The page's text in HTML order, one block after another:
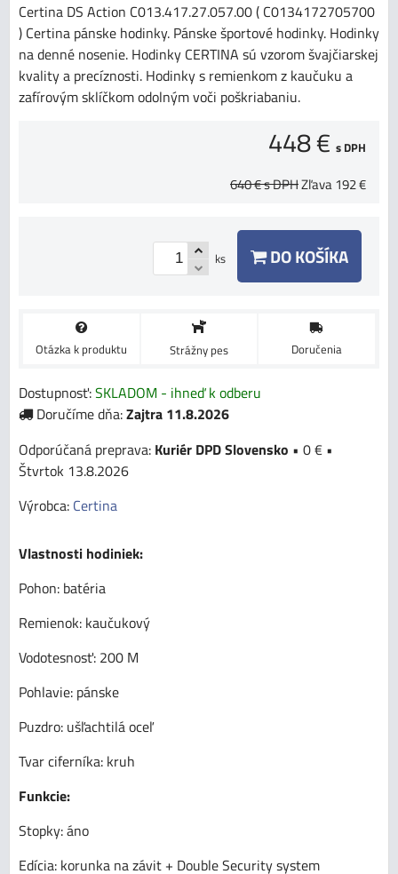
Certina DS Action C013.417.27.057.00 ( C0134172705700
) Certina pánske hodinky. Pánske športové hodinky. Hodinky
na denné nosenie. Hodinky CERTINA sú vzorom švajčiarskej
kvality a precíznosti. Hodinky s remienkom z kaučuku a
zafírovým sklíčkom odolným voči poškriabaniu.
448 € s DPH
640 €s DPHZľava192 €
ks DO KOŠÍKA
Otázka k produktu Strážny pes Doručenia
Dostupnosť:SKLADOM - ihneď k odberu
Doručíme dňa:Zajtra 11.8.2026
Kuriér DPD Slovensko • 0 € •
Štvrtok 13.8.2026
Výrobca: Certina
Vlastnosti hodiniek:
Pohon: batéria
Remienok: kaučukový
Vodotesnosť: 200 M
Pohlavie: pánske
Puzdro: ušľachtilá oceľ
Tvar ciferníka: kruh
Funkcie:
Stopky: áno
Edícia: korunka na závit + Double Security system